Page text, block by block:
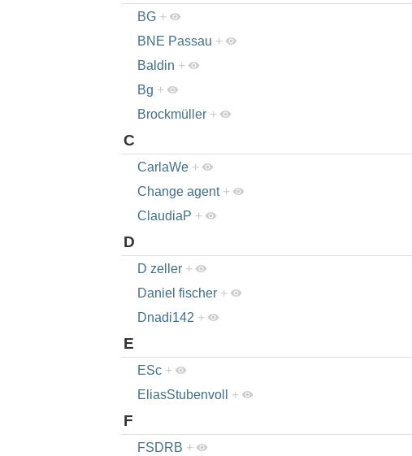
BG +
BNE Passau +
Baldin +
Bg +
Brockmüller +
C
CarlaWe +
Change agent +
ClaudiaP +
D
D zeller +
Daniel fischer +
Dnadi142 +
E
ESc +
EliasStubenvoll
+
F
FSDRB +